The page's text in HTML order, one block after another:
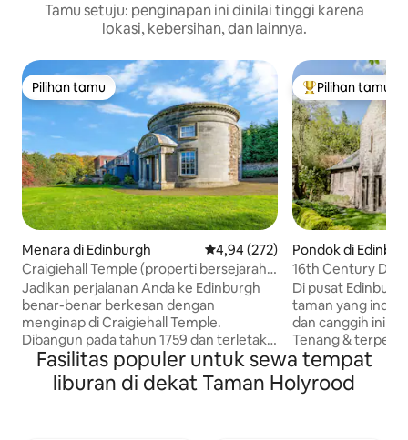
Tamu setuju: penginapan ini dinilai tinggi karena
lokasi, kebersihan, dan lainnya.
Pilihan tamu
Pilihan tamu
Menara di Edinburgh Nilai rata-rata 4,94 dari 5, 272
4,94 (272)
Craigiehall Temple (properti bersejarah
yang dibangun tahun 1759)
Jadikan perjalanan Anda ke Edinburgh
benar-benar berkesan dengan
menginap di Craigiehall Temple.
Dibangun pada tahun 1759 dan terletak
di lahan sendiri di bekas bagian dari
Craigiehall Estate, bangunan ini terdaftar
sebagai Grade A karena portikonya yang
Pilihan tamu
Pilihan tamu
Pondok di
16th Century
Pribadi.
Di pusat
taman yang
dan canggih ini
Tenang &
menarik. Kamar tidur kecil di menara;
tempat tidur
cedar, kotak
Fasilitas populer untuk sewa tempat
liburan di dekat Taman Holyrood